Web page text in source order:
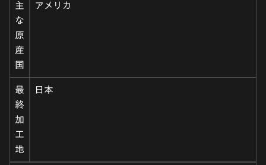
主
な
原
産
国
アメリカ
最
終
加
工
地
日本